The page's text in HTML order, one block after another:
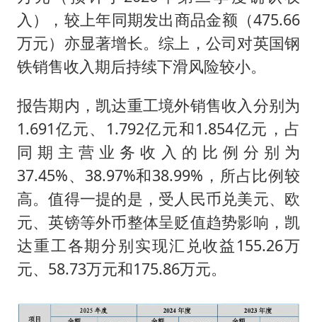
入），较上年同期发出商品金额（475.66
万元）亦显著增长。综上，公司对英国钢
铁销售收入期后持续下滑风险较小。
报告期内，凯达重工境外销售收入分别为
1.691亿元、1.792亿元和1.854亿元，占
同期主营业务收入的比例分别为
37.45%、38.97%和38.99%，所占比例较
高。值得一提的是，受人民币兑美元、欧
元、英镑等外币整体呈贬值趋势影响，凯
达重工各期分别实现汇兑收益155.26万
元、58.73万元和175.86万元。